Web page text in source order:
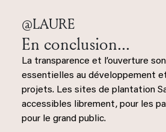
@LAURE
En conclusion...
La transparence et l’ouverture
essentielles au développement
projets. Les sites de plantation
accessibles librement, pour les
pour le grand public.